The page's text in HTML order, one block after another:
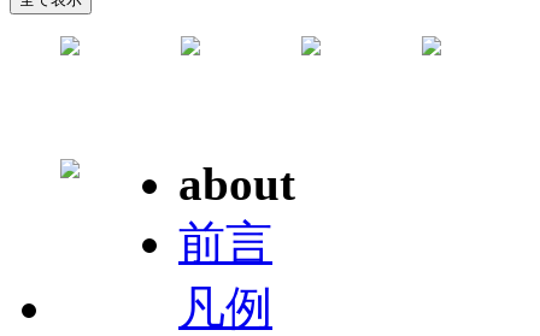
about
前言
凡例